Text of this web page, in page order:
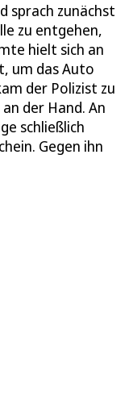
sprach zunächst
zu entgehen,
hielt sich an
um das Auto
der Polizist zu
der Hand. An
schließlich
Gegen ihn